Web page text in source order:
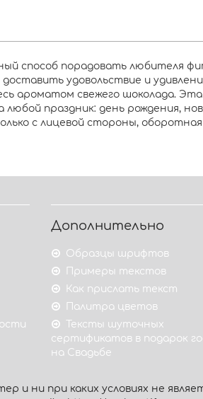
способ порадовать любителя
удовольствие и
ароматом свежего шоколада.
праздник: день рождения,
с лицевой стороны, оборотная
Дополнительно
Образцы шрифтов
Примеры текстов
Как прислать текст
Палитра цветов
Тексты шуточных
сертификатов в подарок
на Свадьбе
ни при каких условиях не